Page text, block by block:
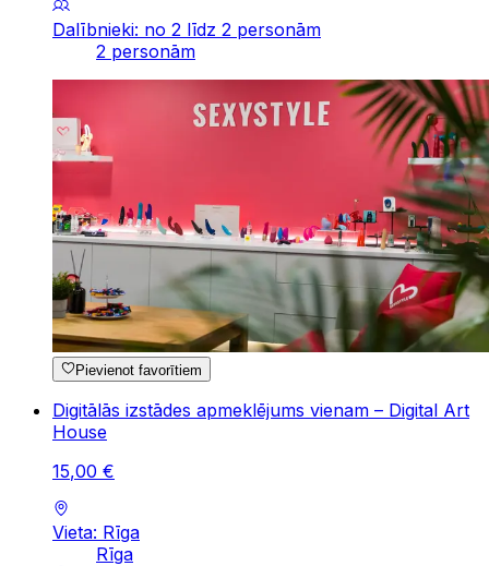
Dalībnieki: no 2 līdz 2 personām
2 personām
Pievienot favorītiem
Digitālās izstādes apmeklējums vienam – Digital Art
House
15,00 €
Vieta: Rīga
Rīga